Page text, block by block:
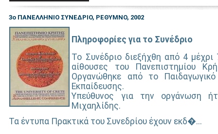
3ο ΠΑΝΕΛΛΗΝΙΟ ΣΥΝΕΔΡΙΟ, ΡΕΘΥΜΝΟ, 2002
Πληροφορίες για το Συνέδριο
Το Συνέδριο διεξήχθη από 4
αίθουσες του Πανεπιστημίου
Οργανώθηκε από το
Εκπαίδευσης.
Υπεύθυνος για την οργάνωση
Μιχαηλίδης.
Τα έντυπα Πρακτικά του Συνεδρίου έχουν εκδ�...